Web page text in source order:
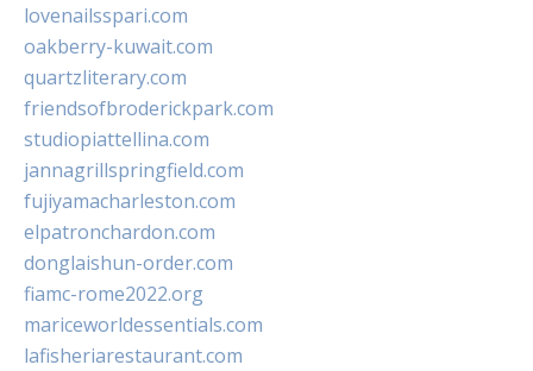
lovenailsspari.com
oakberry-kuwait.com
quartzliterary.com
friendsofbroderickpark.com
studiopiattellina.com
jannagrillspringfield.com
fujiyamacharleston.com
elpatronchardon.com
donglaishun-order.com
fiamc-rome2022.org
mariceworldessentials.com
lafisheriarestaurant.com